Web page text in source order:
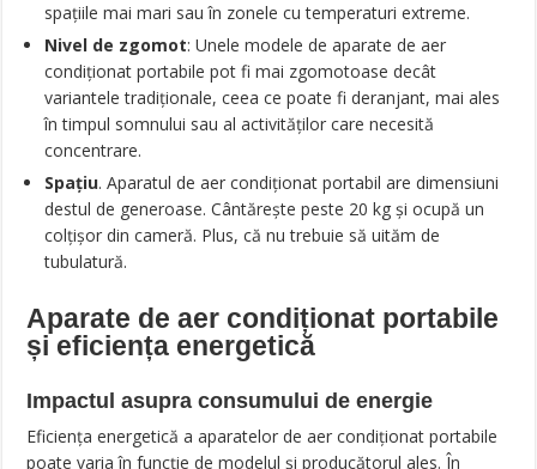
spațiile mai mari sau în zonele cu temperaturi extreme.
Nivel de zgomot: Unele modele de aparate de aer
condiționat portabile pot fi mai zgomotoase decât
variantele tradiționale, ceea ce poate fi deranjant, mai ales
în timpul somnului sau al activităților care necesită
concentrare.
Spațiu. Aparatul de aer condiționat portabil are dimensiuni
destul de generoase. Cântărește peste 20 kg și ocupă un
colțișor din cameră. Plus, că nu trebuie să uităm de
tubulatură.
Aparate de aer condiționat portabile
și eficiența energetică
Impactul asupra consumului de energie
Eficiența energetică a aparatelor de aer condiționat portabile
poate varia în funcție de modelul și producătorul ales. În